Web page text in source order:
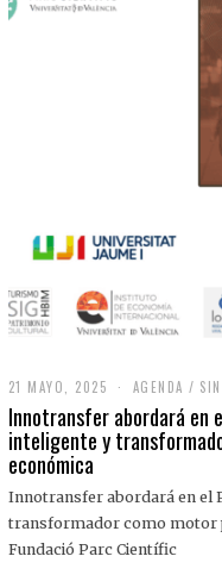
21 MAYO, 2025
M
A
Y
,
0
2
AGENDA /
Innotransfer abordará en
inteligente y
económica
Innotransfer abordará en el
transformador como motor
Fundació Parc Científic